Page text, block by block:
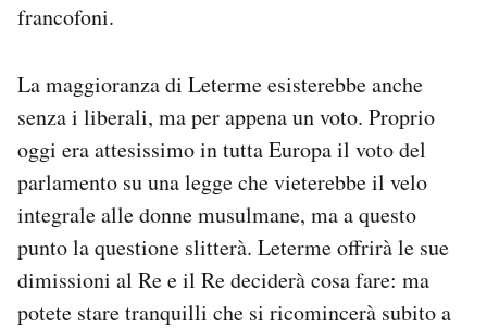
francofoni.
La maggioranza di Leterme esisterebbe anche
senza i liberali, ma per appena un voto. Proprio
oggi era attesissimo in tutta Europa il voto del
parlamento su una legge che vieterebbe il velo
integrale alle donne musulmane, ma a questo
punto la questione slitterà. Leterme offrirà le sue
dimissioni al Re e il Re deciderà cosa fare: ma
potete stare tranquilli che si ricomincerà subito a